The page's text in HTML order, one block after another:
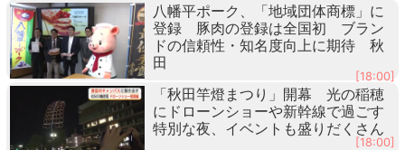
八幡平ポーク、「地域団体商標」に
登録 豚肉の登録は全国初 ブラン
ドの信頼性・知名度向上に期待 秋
田
[18:00]
「秋田竿燈まつり」開幕 光の稲穂
にドローンショーや新幹線で過ごす
特別な夜、イベントも盛りだくさん
[18:00]